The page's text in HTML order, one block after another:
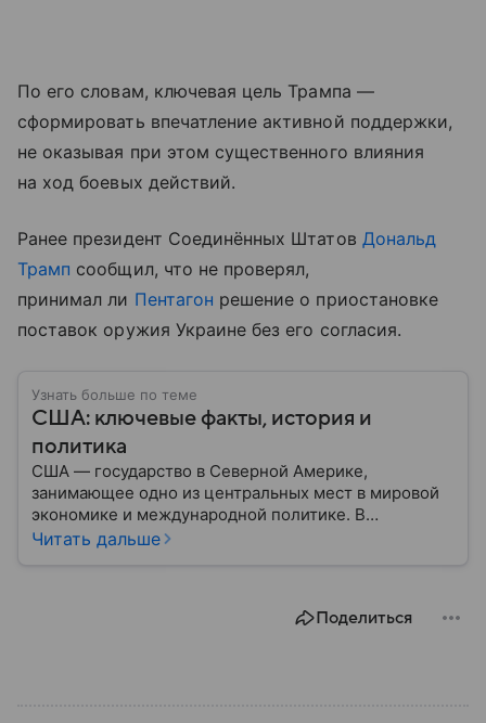
По его словам, ключевая цель Трампа —
сформировать впечатление активной поддержки,
не оказывая при этом существенного влияния
на ход боевых действий.
Ранее президент Соединённых Штатов Дональд
Трамп сообщил, что не проверял,
принимал ли Пентагон решение о приостановке
поставок оружия Украине без его согласия.
Узнать больше по теме
США: ключевые факты, история и
политика
США — государство в Северной Америке,
занимающее одно из центральных мест в мировой
экономике и международной политике. В
материале — основные сведения об этой стране.
Читать дальше
Поделиться